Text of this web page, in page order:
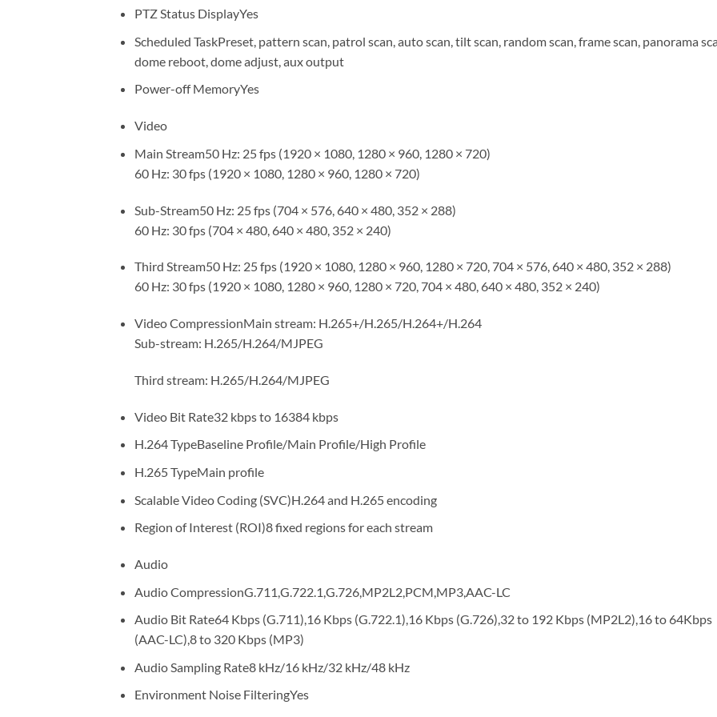
PTZ Status DisplayYes
Scheduled TaskPreset, pattern scan, patrol scan, auto scan, tilt scan, random scan, frame scan, panorama
dome reboot, dome adjust, aux output
Power-off MemoryYes
Video
Main Stream50 Hz: 25 fps (1920 × 1080, 1280 × 960, 1280 × 720)
60 Hz: 30 fps (1920 × 1080, 1280 × 960, 1280 × 720)
Sub-Stream50 Hz: 25 fps (704 × 576, 640 × 480, 352 × 288)
60 Hz: 30 fps (704 × 480, 640 × 480, 352 × 240)
Third Stream50 Hz: 25 fps (1920 × 1080, 1280 × 960, 1280 × 720, 704 × 576, 640 × 480, 352 × 288)
60 Hz: 30 fps (1920 × 1080, 1280 × 960, 1280 × 720, 704 × 480, 640 × 480, 352 × 240)
Video CompressionMain stream: H.265+/H.265/H.264+/H.264
Sub-stream: H.265/H.264/MJPEG
Third stream: H.265/H.264/MJPEG
Video Bit Rate32 kbps to 16384 kbps
H.264 TypeBaseline Profile/Main Profile/High Profile
H.265 TypeMain profile
Scalable Video Coding (SVC)H.264 and H.265 encoding
Region of Interest (ROI)8 fixed regions for each stream
Audio
Audio CompressionG.711,G.722.1,G.726,MP2L2,PCM,MP3,AAC-LC
Audio Bit Rate64 Kbps (G.711),16 Kbps (G.722.1),16 Kbps (G.726),32 to 192 Kbps (MP2L2),16 to 64Kbps
(AAC-LC),8 to 320 Kbps (MP3)
Audio Sampling Rate8 kHz/16 kHz/32 kHz/48 kHz
Environment Noise FilteringYes